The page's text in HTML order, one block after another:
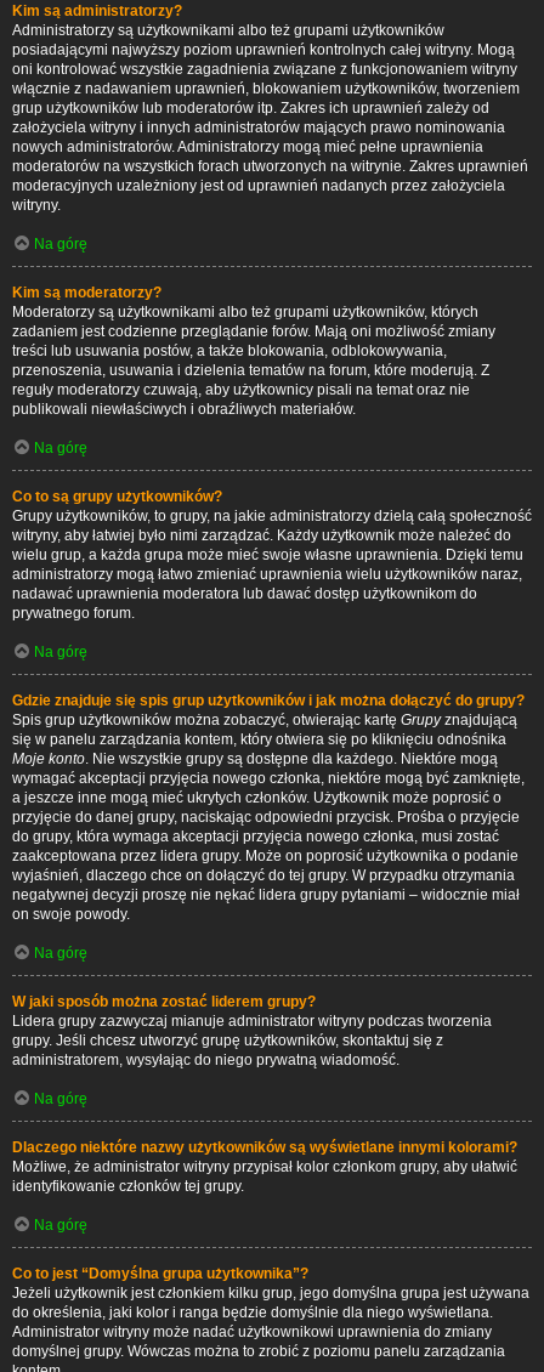
Kim są administratorzy?
Administratorzy są użytkownikami albo też grupami użytkowników
posiadającymi najwyższy poziom uprawnień kontrolnych całej witryny. Mogą
oni kontrolować wszystkie zagadnienia związane z funkcjonowaniem witryny
włącznie z nadawaniem uprawnień, blokowaniem użytkowników, tworzeniem
grup użytkowników lub moderatorów itp. Zakres ich uprawnień zależy od
założyciela witryny i innych administratorów mających prawo nominowania
nowych administratorów. Administratorzy mogą mieć pełne uprawnienia
moderatorów na wszystkich forach utworzonych na witrynie. Zakres uprawnień
moderacyjnych uzależniony jest od uprawnień nadanych przez założyciela
witryny.
Na górę
Kim są moderatorzy?
Moderatorzy są użytkownikami albo też grupami użytkowników, których
zadaniem jest codzienne przeglądanie forów. Mają oni możliwość zmiany
treści lub usuwania postów, a także blokowania, odblokowywania,
przenoszenia, usuwania i dzielenia tematów na forum, które moderują. Z
reguły moderatorzy czuwają, aby użytkownicy pisali na temat oraz nie
publikowali niewłaściwych i obraźliwych materiałów.
Na górę
Co to są grupy użytkowników?
Grupy użytkowników, to grupy, na jakie administratorzy dzielą całą społeczność
witryny, aby łatwiej było nimi zarządzać. Każdy użytkownik może należeć do
wielu grup, a każda grupa może mieć swoje własne uprawnienia. Dzięki temu
administratorzy mogą łatwo zmieniać uprawnienia wielu użytkowników naraz,
nadawać uprawnienia moderatora lub dawać dostęp użytkownikom do
prywatnego forum.
Na górę
Gdzie znajduje się spis grup użytkowników i jak można dołączyć do grupy?
Spis grup użytkowników można zobaczyć, otwierając kartę Grupyznajdującą
się w panelu zarządzania kontem, który otwiera się po kliknięciu odnośnika
Moje konto. Nie wszystkie grupy są dostępne dla każdego. Niektóre mogą
wymagać akceptacji przyjęcia nowego członka, niektóre mogą być zamknięte,
a jeszcze inne mogą mieć ukrytych członków. Użytkownik może poprosić o
przyjęcie do danej grupy, naciskając odpowiedni przycisk. Prośba o przyjęcie
do grupy, która wymaga akceptacji przyjęcia nowego członka, musi zostać
zaakceptowana przez lidera grupy. Może on poprosić użytkownika o podanie
wyjaśnień, dlaczego chce on dołączyć do tej grupy. W przypadku otrzymania
negatywnej decyzji proszę nie nękać lidera grupy pytaniami – widocznie miał
on swoje powody.
Na górę
W jaki sposób można zostać liderem grupy?
Lidera grupy zazwyczaj mianuje administrator witryny podczas tworzenia
grupy. Jeśli chcesz utworzyć grupę użytkowników, skontaktuj się z
administratorem, wysyłając do niego prywatną wiadomość.
Na górę
Dlaczego niektóre nazwy użytkowników są wyświetlane innymi kolorami?
Możliwe, że administrator witryny przypisał kolor członkom grupy, aby ułatwić
identyfikowanie członków tej grupy.
Na górę
Co to jest “Domyślna grupa użytkownika”?
Jeżeli użytkownik jest członkiem kilku grup, jego domyślna grupa jest używana
do określenia, jaki kolor i ranga będzie domyślnie dla niego wyświetlana.
Administrator witryny może nadać użytkownikowi uprawnienia do zmiany
domyślnej grupy. Wówczas można to zrobić z poziomu panelu zarządzania